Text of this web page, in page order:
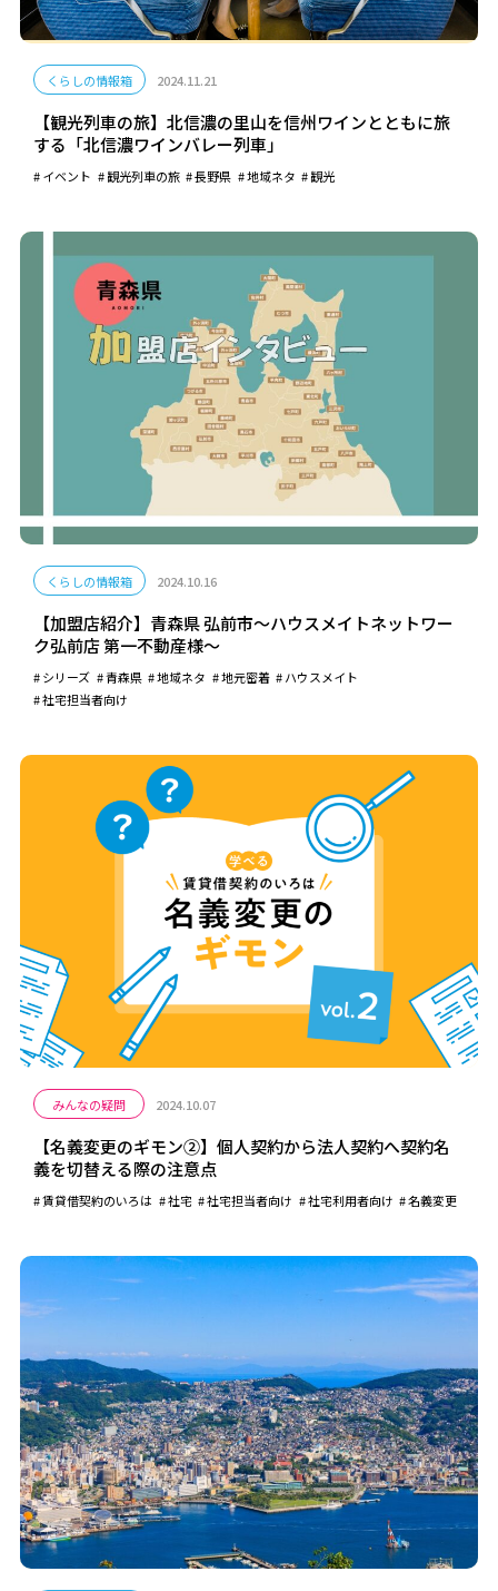
くらしの情報箱 2024.11.21
【観光列車の旅】北信濃の里山を信州ワインとともに旅
する「北信濃ワインバレー列車」
イベント 観光列車の旅 長野県 地域ネタ 観光
くらしの情報箱 2024.10.16
【加盟店紹介】青森県 弘前市～ハウスメイトネットワー
ク弘前店 第一不動産様～
シリーズ 青森県 地域ネタ 地元密着
ハウスメイト
社宅担当者向け
みんなの疑問 2024.10.07
【名義変更のギモン②】個人契約から法人契約へ契約名
義を切替える際の注意点
賃貸借契約のいろは 社宅 社宅担当者向け 社宅利用者向け 名義変更